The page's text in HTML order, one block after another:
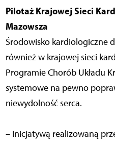
Pilotaż Krajowej Sieci
Mazowsza
Środowisko kardiologiczne
również w krajowej sieci
Programie Chorób Układu
systemowe na pewno
niewydolność serca.
– Inicjatywą realizowaną